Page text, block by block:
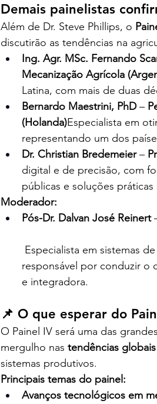
Demais painelistas
Além de Dr. Steve Phillips, o
discutirão as tendências na
Ing. Agr. MSc. Fernando
Mecanização Agrícola
Latina, com mais de duas
Bernardo Maestrini, PhD –
(Holanda)Especialista em
representando um dos
Dr. Christian Bredemeier –
digital e de precisão, com
públicas e soluções práticas
Moderador:
Pós-Dr. Dalvan José Reinert
responsável por conduzir o
e integradora.
📌 O que esperar do
O Painel IV será uma das
mergulho nas tendências
sistemas produtivos.
Principais temas do painel:
Avanços tecnológicos em